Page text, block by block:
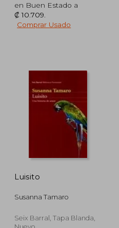
en Buen Estado a
₡ 10.709
Comprar Usado
Luisito
Susanna Tamaro
Seix Barral, Tapa Blanda,